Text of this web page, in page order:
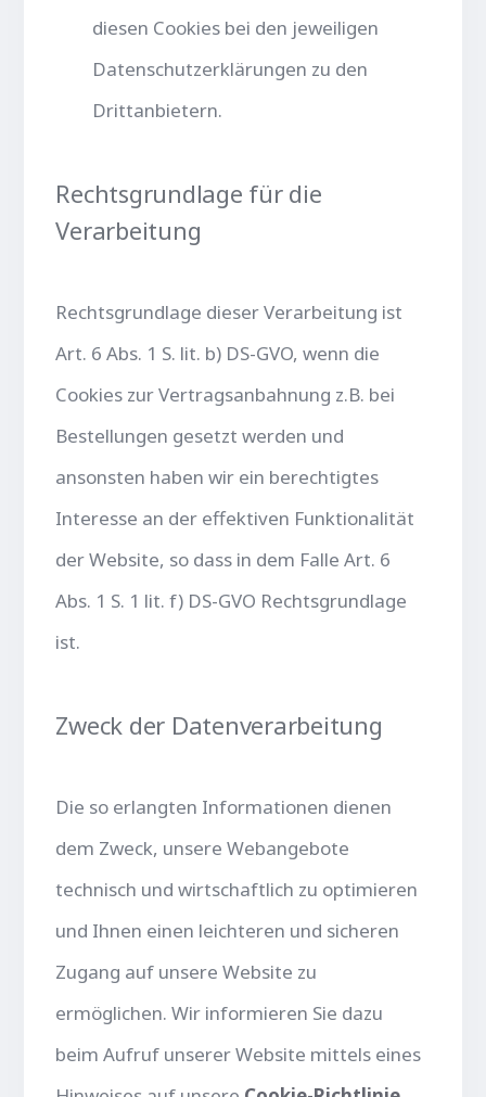
diesen Cookies bei den jeweiligen
Datenschutzerklärungen zu den
Drittanbietern.
Rechtsgrundlage für die
Verarbeitung
Rechtsgrundlage dieser Verarbeitung ist
Art. 6 Abs. 1 S. lit. b) DS-GVO, wenn die
Cookies zur Vertragsanbahnung z.B. bei
Bestellungen gesetzt werden und
ansonsten haben wir ein berechtigtes
Interesse an der effektiven Funktionalität
der Website, so dass in dem Falle Art. 6
Abs. 1 S. 1 lit. f) DS-GVO Rechtsgrundlage
ist.
Zweck der Datenverarbeitung
Die so erlangten Informationen dienen
dem Zweck, unsere Webangebote
technisch und wirtschaftlich zu optimieren
und Ihnen einen leichteren und sicheren
Zugang auf unsere Website zu
ermöglichen. Wir informieren Sie dazu
beim Aufruf unserer Website mittels eines